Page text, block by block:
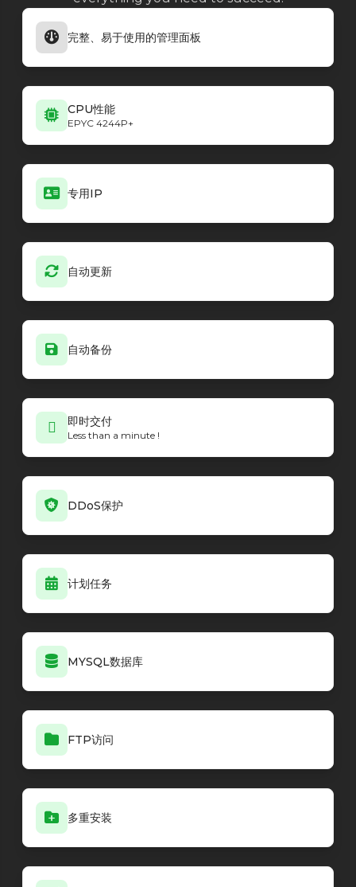
完整、易于使用的管理面板
CPU性能
EPYC 4244P+
专用IP
自动更新
自动备份
即时交付
Less than a minute !
DDoS保护
计划任务
MYSQL数据库
FTP访问
多重安装